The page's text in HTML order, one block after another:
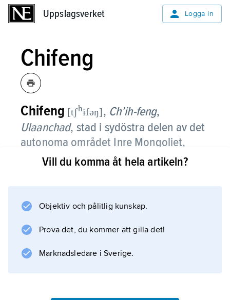
Uppslagsverket Logga in
Chifeng
Chifeng [tʃhɨfəŋ], Ch’ih-feng,
Ulaanchad, stad i sydöstra delen av det
autonoma området Inre Mongoliet,
norra Kina; 902 300 invånare (2010).
och boskap, och staden har spelat en viktig
norr.
Vill du komma åt hela artikeln?
Objektiv och pålitlig kunskap.
Prova det, du kommer att gilla det!
Marknadsledare i Sverige.